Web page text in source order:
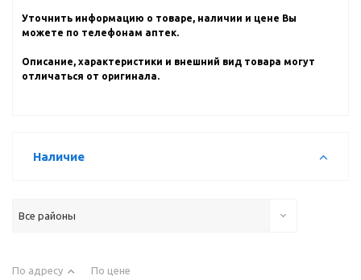
Уточнить информацию о товаре, наличии и цене Вы
можете по телефонам аптек.
Описание, характеристики и внешний вид товара могут
отличаться от оригинала.
Наличие
Все районы
По адресу По цене